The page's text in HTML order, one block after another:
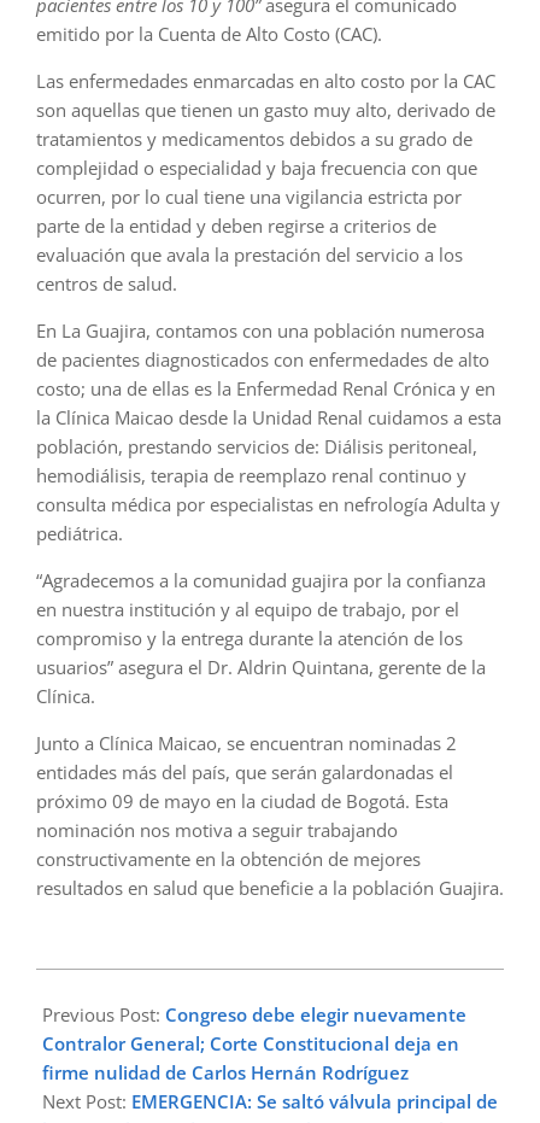
pacientes entre los 10 y 100”asegura el comunicado
emitido por la Cuenta de Alto Costo (CAC).
Las enfermedades enmarcadas en alto costo por la CAC
son aquellas que tienen un gasto muy alto, derivado de
tratamientos y medicamentos debidos a su grado de
complejidad o especialidad y baja frecuencia con que
ocurren, por lo cual tiene una vigilancia estricta por
parte de la entidad y deben regirse a criterios de
evaluación que avala la prestación del servicio a los
centros de salud.
En La Guajira, contamos con una población numerosa
de pacientes diagnosticados con enfermedades de alto
costo; una de ellas es la Enfermedad Renal Crónica y en
la Clínica Maicao desde la Unidad Renal cuidamos a esta
población, prestando servicios de: Diálisis peritoneal,
hemodiálisis, terapia de reemplazo renal continuo y
consulta médica por especialistas en nefrología Adulta y
pediátrica.
“Agradecemos a la comunidad guajira por la confianza
en nuestra institución y al equipo de trabajo, por el
compromiso y la entrega durante la atención de los
usuarios” asegura el Dr. Aldrin Quintana, gerente de la
Clínica.
Junto a Clínica Maicao, se encuentran nominadas 2
entidades más del país, que serán galardonadas el
próximo 09 de mayo en la ciudad de Bogotá. Esta
nominación nos motiva a seguir trabajando
constructivamente en la obtención de mejores
resultados en salud que beneficie a la población Guajira.
04-
25
Previous Post: Congreso debe elegir nuevamente
Contralor General; Corte Constitucional deja en
firme nulidad de Carlos Hernán Rodríguez
Next Post: EMERGENCIA: Se saltó válvula principal de